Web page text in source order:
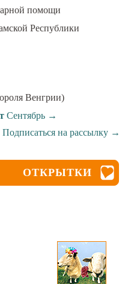
помощи
Республики
Венгрии)
Сентябрь →
Подписаться на рассылку →
ОТКРЫТКИ